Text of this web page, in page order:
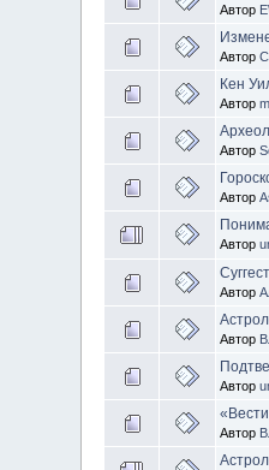
Автор
Автор
Кен
Автор
Автор
Автор
Автор
Автор
Автор
Автор
Автор